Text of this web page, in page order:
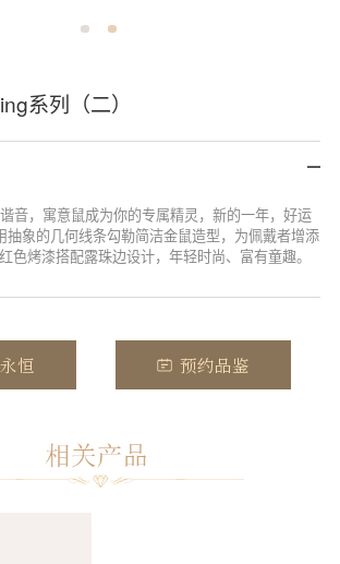
系列（二）
谐音，寓意鼠成为你的专属精灵，新的一年，好运
抽象的几何线条勾勒简洁金鼠造型，为佩戴者增添
色烤漆搭配露珠边设计，年轻时尚、富有童趣。
恒 预约品鉴